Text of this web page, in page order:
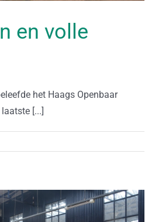
en volle
het Haags Openbaar
[...]